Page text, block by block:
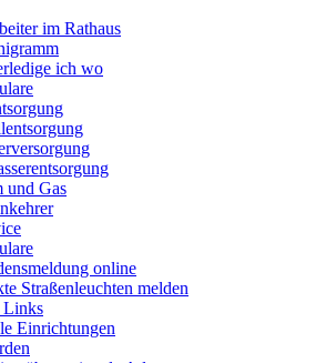
im Rathaus
ich wo
und Gas
online
Straßenleuchten melden
Links
Einrichtungen